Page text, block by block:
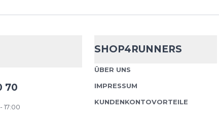
70
SHOP4RUNNERS
ÜBER UNS
IMPRESSUM
KUNDENKONTOVORTEILE